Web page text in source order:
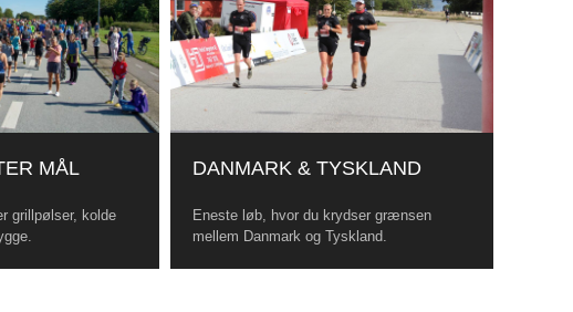
MÅL
grillpølser, kolde
DANMARK & TYSKLAND
Eneste løb, hvor du krydser grænsen
mellem Danmark og Tyskland.